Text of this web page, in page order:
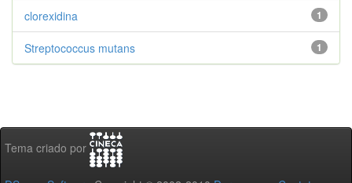
1
clorexidina
1
Streptococcus mutans
Tema criado por